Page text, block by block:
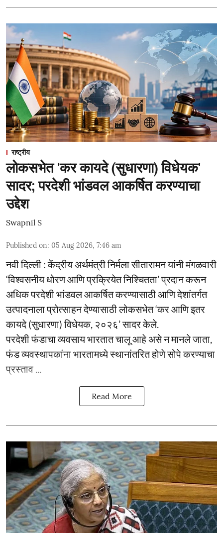
राष्ट्रीय
लोकसभेत 'कर कायदे (सुधारणा) विधेयक'
सादर; परदेशी भांडवल आकर्षित करण्याचा
उद्देश
Swapnil S
Published on: 05 Aug 2026, 7:46 am
नवी दिल्ली : केंद्रीय अर्थमंत्री निर्मला सीतारामन यांनी मंगळवारी
‘विश्वसनीय धोरण आणि प्रक्रियेत निश्चितता’ प्रदान करून
अधिक परदेशी भांडवल आकर्षित करण्यासाठी आणि देशांतर्गत
उत्पादनाला प्रोत्साहन देण्यासाठी लोकसभेत ‘कर आणि इतर
कायदे (सुधारणा) विधेयक, २०२६’ सादर केले.
परदेशी फंडाचा व्यवसाय भारतात चालू आहे असे न मानले जाता,
फंड व्यवस्थापकांना भारतामध्ये स्थानांतरित होणे सोपे करण्याचा
प्रस्ताव ...
Read More